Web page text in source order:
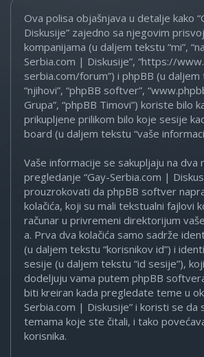
Ova polisa objašnjava u detalje kako
Diskusije” zajedno sa njegovim
kompanijama (u daljem tekstu “mi”,
Serbia.com | Diskusije”, “https://
serbia.com/forum”) i phpBB (u daljem
“njihovi”, “phpBB softver”,
Grupa”, “phpBB Timovi”) koriste bilo
prikupljene prilikom bilo koje sesije
board (u daljem tekstu “vaše
Vaše informacije se sakupljaju na dva
pregledanje “Gay-Serbia.com |
prouzrokovati da phpBB softver
kolačića, koji su mali tekstualni fajlovi
računar u privremeni direktorijum
a. Prva dva kolačića samo sadrže
(u daljem tekstu “korisnikov id”) i
sesije (u daljem tekstu “id sesije”),
dodeljuju vama putem phpBB
biti kreiran kada pregledate teme u
Serbia.com | Diskusije” i koristi se da
temama koje ste čitali, i tako
korisnika.